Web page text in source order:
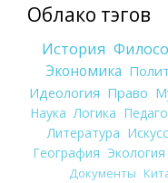
Облако тэгов
История
Экономика
Идеология Право
Наука Логика
Литература
География Экология
Документы